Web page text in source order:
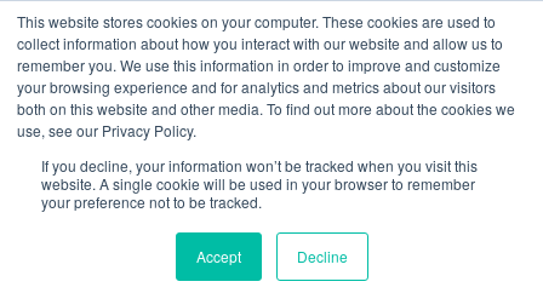
This website stores cookies on your computer. These cookies are used to
collect information about how you interact with our website and allow us to
remember you. We use this information in order to improve and customize
your browsing experience and for analytics and metrics about our visitors
both on this website and other media. To find out more about the cookies we
use, see our Privacy Policy.
If you decline, your information won’t be tracked when you visit this
website. A single cookie will be used in your browser to remember
your preference not to be tracked.
Accept Decline
Guía de uso
Acceso / Registro
Author: Egretta Pulido